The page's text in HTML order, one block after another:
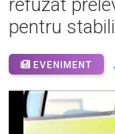
refuzat
pentru
EVENIMENT